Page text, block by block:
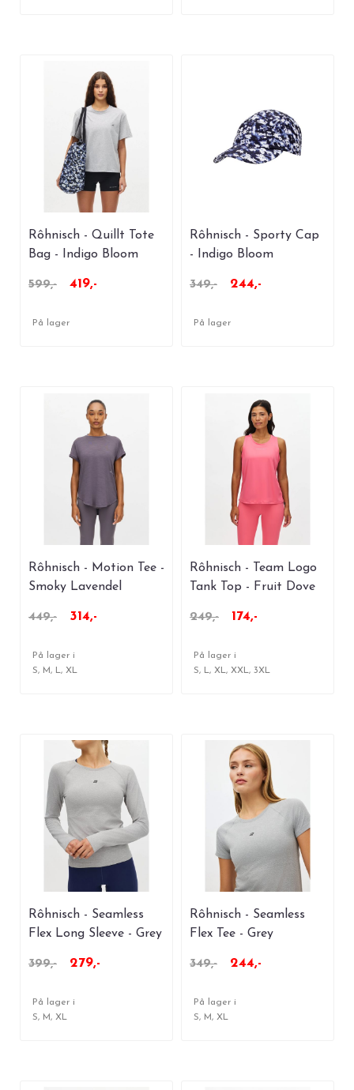
Rôhnisch - Quillt Tote
Bag - Indigo Bloom
599,- 419,-
På lager
Rôhnisch - Sporty Cap
- Indigo Bloom
349,- 244,-
På lager
Rôhnisch - Motion Tee -
Smoky Lavendel
449,- 314,-
På lager i
S, M, L, XL
Rôhnisch - Team Logo
Tank Top - Fruit Dove
249,- 174,-
På lager i
S, L, XL, XXL, 3XL
Rôhnisch - Seamless
Flex Long Sleeve - Grey
399,-
279,-
På lager i
S, M, XL
Rôhnisch - Seamless
Flex Tee - Grey
349,-
244,-
På lager i
S, M, XL